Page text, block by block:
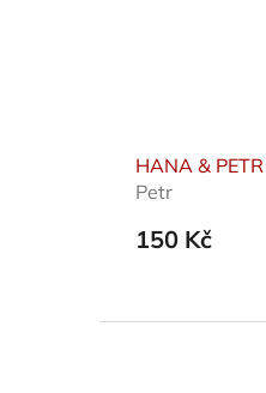
HANA & PETR
Petr
150 Kč